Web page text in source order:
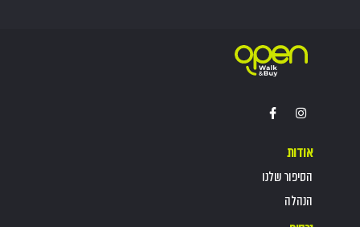
אודות
הסיפור שלנו
הנהלה